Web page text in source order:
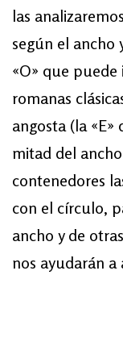
las
según el ancho
«O» que puede
romanas
angosta (la «E»
mitad del
contenedores
con el círculo,
ancho y de
nos ayudarán a